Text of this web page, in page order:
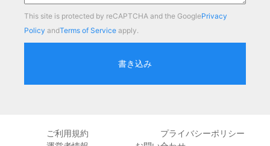
This site is protected by reCAPTCHA and the GooglePrivacy
Policy andTerms of Service apply.
書き込み
ご利用規約
プライバシーポリシー